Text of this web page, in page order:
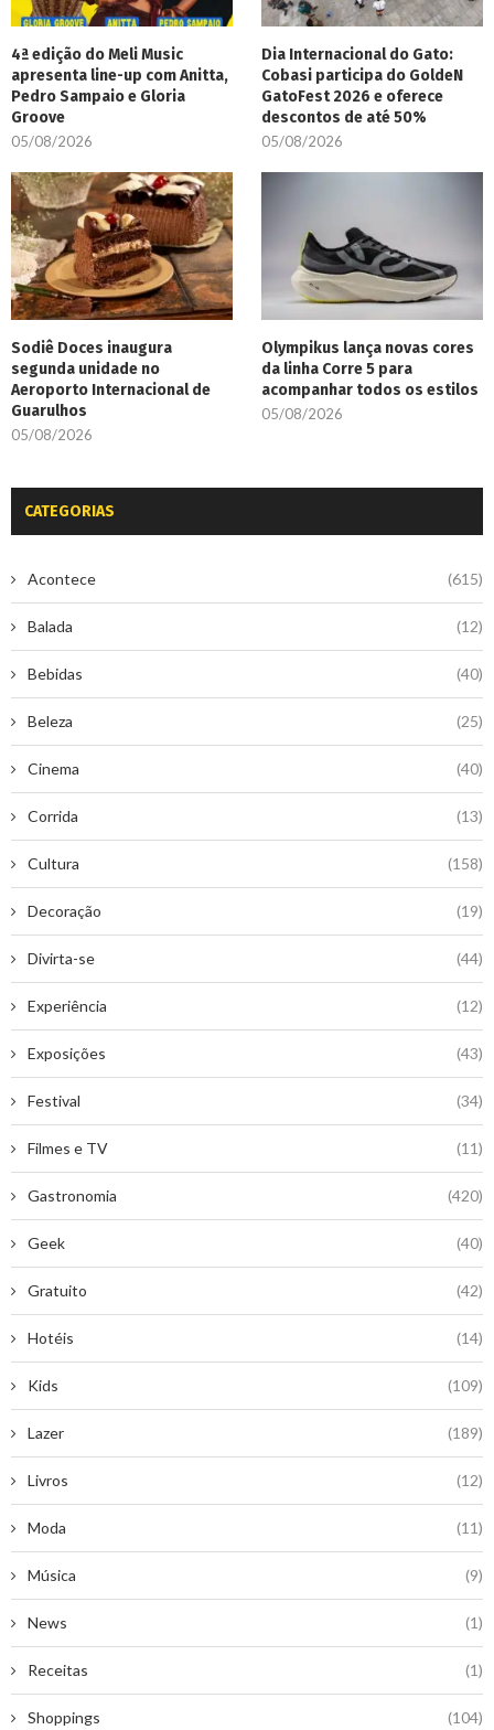
4ª edição do Meli Music
apresenta line-up com Anitta,
Pedro Sampaio e Gloria
Groove
05/08/2026
Dia Internacional do Gato:
Cobasi participa do GoldeN
GatoFest 2026 e oferece
descontos de até 50%
05/08/2026
Sodiê Doces inaugura
segunda unidade no
Aeroporto Internacional de
Guarulhos
05/08/2026
Olympikus lança novas cores
da linha Corre 5 para
acompanhar todos os estilos
05/08/2026
CATEGORIAS
Acontece (615)
Balada (12)
Bebidas (40)
Beleza (25)
Cinema (40)
Corrida (13)
Cultura (158)
Decoração (19)
Divirta-se (44)
Experiência (12)
Exposições (43)
Festival (34)
Filmes e TV (11)
Gastronomia (420)
Geek (40)
Gratuito (42)
Hotéis (14)
Kids (109)
Lazer (189)
Livros (12)
Moda (11)
Música (9)
News (1)
Receitas (1)
Shoppings (104)